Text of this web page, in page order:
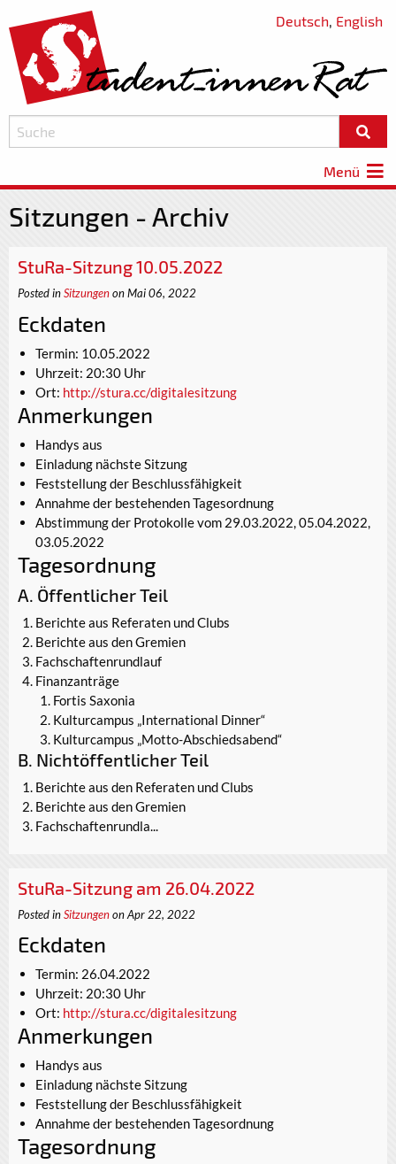
Deutsch, English
Menü
Sitzungen - Archiv
StuRa-Sitzung 10.05.2022
Posted inSitzungenon Mai 06, 2022
Eckdaten
Termin: 10.05.2022
Uhrzeit: 20:30 Uhr
Ort: http://stura.cc/digitalesitzung
Anmerkungen
Handys aus
Einladung nächste Sitzung
Feststellung der Beschlussfähigkeit
Annahme der bestehenden Tagesordnung
Abstimmung der Protokolle vom 29.03.2022, 05.04.2022,
03.05.2022
Tagesordnung
A. Öffentlicher Teil
Berichte aus Referaten und Clubs
Berichte aus den Gremien
Fachschaftenrundlauf
Finanzanträge
Fortis Saxonia
Kulturcampus „International Dinner“
Kulturcampus „Motto-Abschiedsabend“
B. Nichtöffentlicher Teil
Berichte aus den Referaten und Clubs
Berichte aus den Gremien
Fachschaftenrundla...
StuRa-Sitzung am 26.04.2022
Posted inSitzungenon Apr 22, 2022
Eckdaten
Termin: 26.04.2022
Uhrzeit: 20:30 Uhr
Ort: http://stura.cc/digitalesitzung
Anmerkungen
Handys aus
Einladung nächste Sitzung
Feststellung der Beschlussfähigkeit
Annahme der bestehenden Tagesordnung
Tagesordnung